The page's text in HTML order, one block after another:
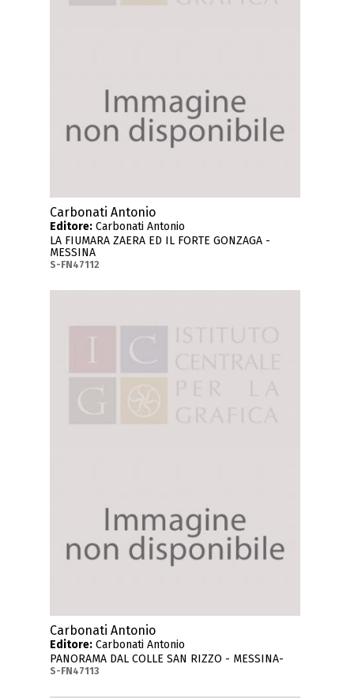
Carbonati Antonio
Editore: Carbonati Antonio
LA FIUMARA ZAERA ED IL FORTE GONZAGA -
MESSINA
S-FN47112
Carbonati Antonio
Editore: Carbonati Antonio
PANORAMA DAL COLLE SAN RIZZO - MESSINA-
S-FN47113